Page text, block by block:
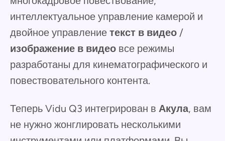
интеллектуальное управление камерой и
двойное управление текст в видео /
изображение в видео все режимы
разработаны для кинематографического и
повествовательного контента.
Теперь Vidu Q3 интегрирован в Акула, вам
не нужно жонглировать несколькими